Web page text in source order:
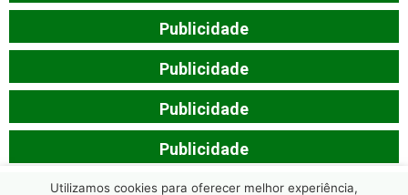
Publicidade
Publicidade
Publicidade
Publicidade
Utilizamos cookies para oferecer melhor experiência,